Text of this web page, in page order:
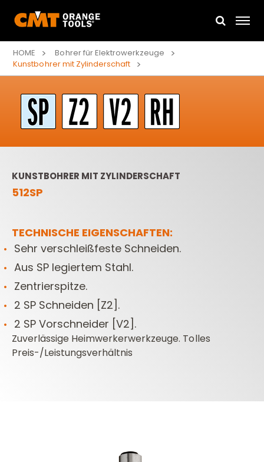
HOME
Bohrer für Elektrowerkzeuge
Kunstbohrer mit Zylinderschaft
KUNSTBOHRER MIT ZYLINDERSCHAFT
512SP
TECHNISCHE EIGENSCHAFTEN:
Sehr verschleißfeste Schneiden.
Aus SP legiertem Stahl.
Zentrierspitze.
2 SP Schneiden [Z2].
2 SP Vorschneider [V2].
Zuverlässige Heimwerkerwerkzeuge. Tolles
Preis-/Leistungsverhältnis